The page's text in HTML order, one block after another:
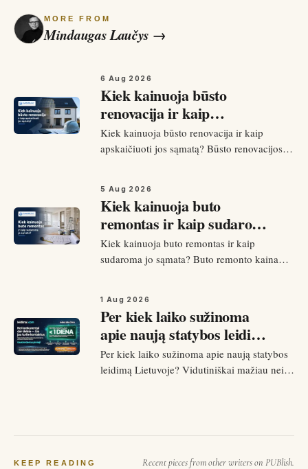
MORE FROM
Mindaugas Laučys →
6 Aug 2026
Kiek kainuoja būsto
renovacija ir kaip
apskaičiuoti jos sąmatą?
Kiek kainuoja būsto renovacija ir kaip
apskaičiuoti jos sąmatą? Būsto renovacijos
kapitalinė renovacija su sistemų keitimu ir
perplanavimu. Tiksliai kainą parodo tik
detali sąmata, sudaryta pagal konkretų…
5 Aug 2026
Kiek kainuoja buto
remontas ir kaip sudaroma
jo sąmata?
Kiek kainuoja buto remontas ir kaip
sudaroma jo sąmata? Buto remonto kaina
atnaujinimas) kainuoja gerokai mažiau nei
kapitalinis remontas su sistemų keitimu,
perplanavimu ir visų paviršių atnaujinimu…
1 Aug 2026
Per kiek laiko sužinoma
apie naują statybos leidimą
Lietuvoje?
Per kiek laiko sužinoma apie naują statybos
leidimą Lietuvoje? Vidutiniškai mažiau nei
KEEP READING Recent pieces from other writers on PUBlish.